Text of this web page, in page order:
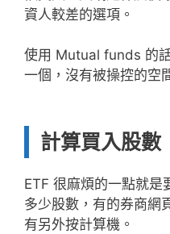
資人較差的選項。
使用 Mutual funds 的
一個，沒有被操控的空
計算買入股數
ETF 很麻煩的一點就是
多少股數，有的券商網
有另外按計算機。